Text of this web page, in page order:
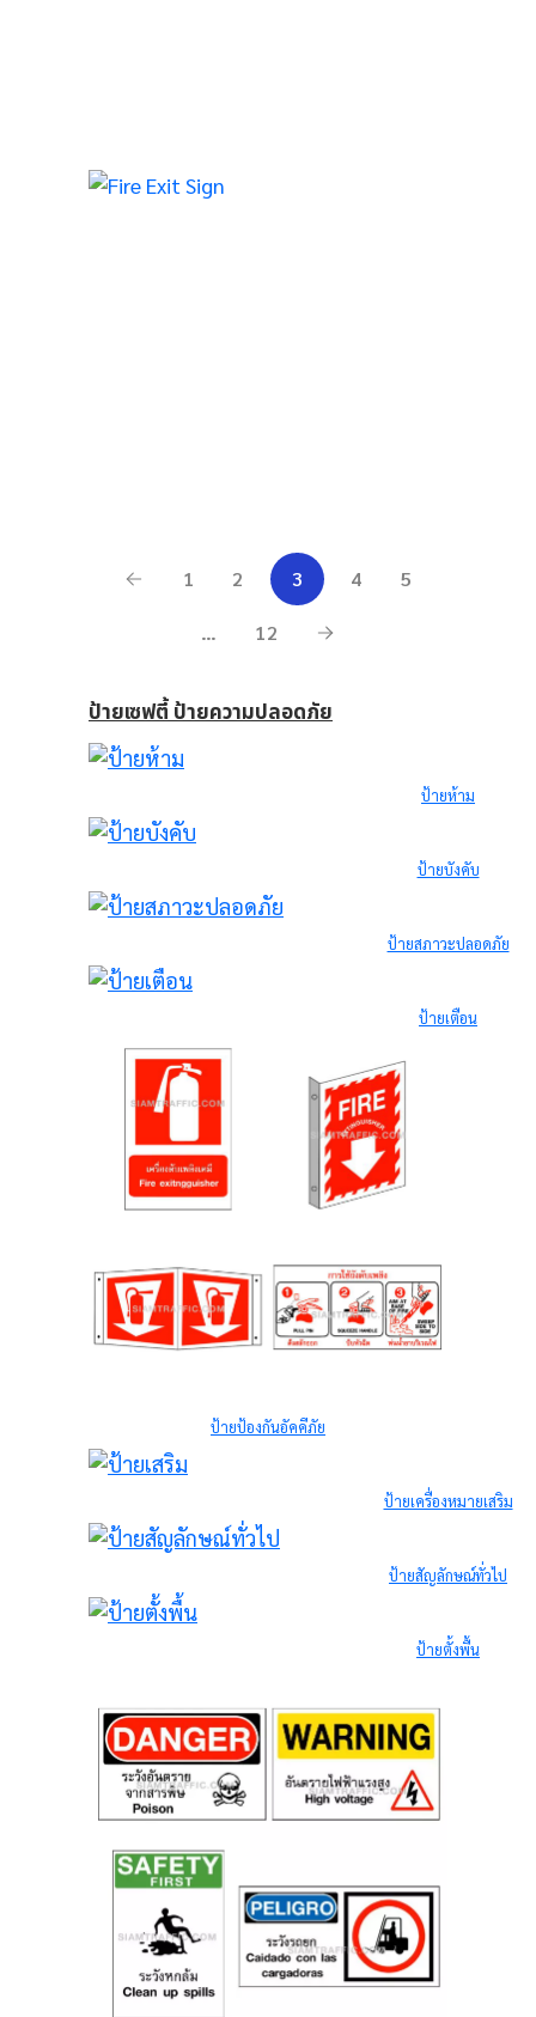
1 2 3 4 5
… 12
ป้ายเซฟตี้ ป้ายความปลอดภัย
ป้ายห้าม
ป้ายบังคับ
ป้ายสภาวะปลอดภัย
ป้ายเตือน
ป้ายป้องกันอัคคีภัย
ป้ายเครื่องหมายเสริม
ป้ายสัญลักษณ์ทั่วไป
ป้ายตั้งพื้น